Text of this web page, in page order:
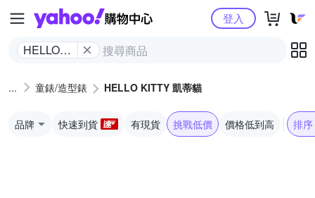
Yahoo購物中心
HELLO
蒂貓
登入
童錶/造型錶 HELLO KITTY 凱蒂貓
品牌 快速到貨 有現貨 挑戰低價 價格低到高 排序